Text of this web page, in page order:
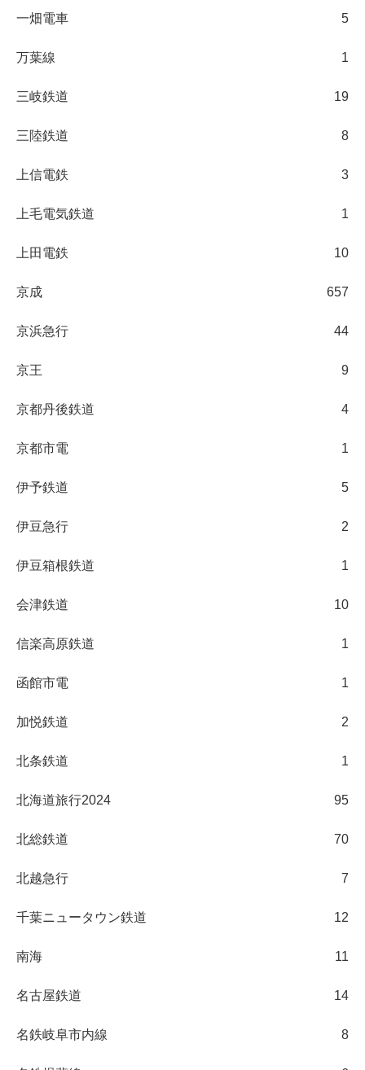
一畑電車 5
万葉線 1
三岐鉄道 19
三陸鉄道 8
上信電鉄 3
上毛電気鉄道 1
上田電鉄 10
京成 657
京浜急行 44
京王 9
京都丹後鉄道 4
京都市電 1
伊予鉄道 5
伊豆急行 2
伊豆箱根鉄道 1
会津鉄道 10
信楽高原鉄道 1
函館市電 1
加悦鉄道 2
北条鉄道 1
北海道旅行2024 95
北総鉄道 70
北越急行 7
千葉ニュータウン鉄道 12
南海 11
名古屋鉄道 14
名鉄岐阜市内線 8